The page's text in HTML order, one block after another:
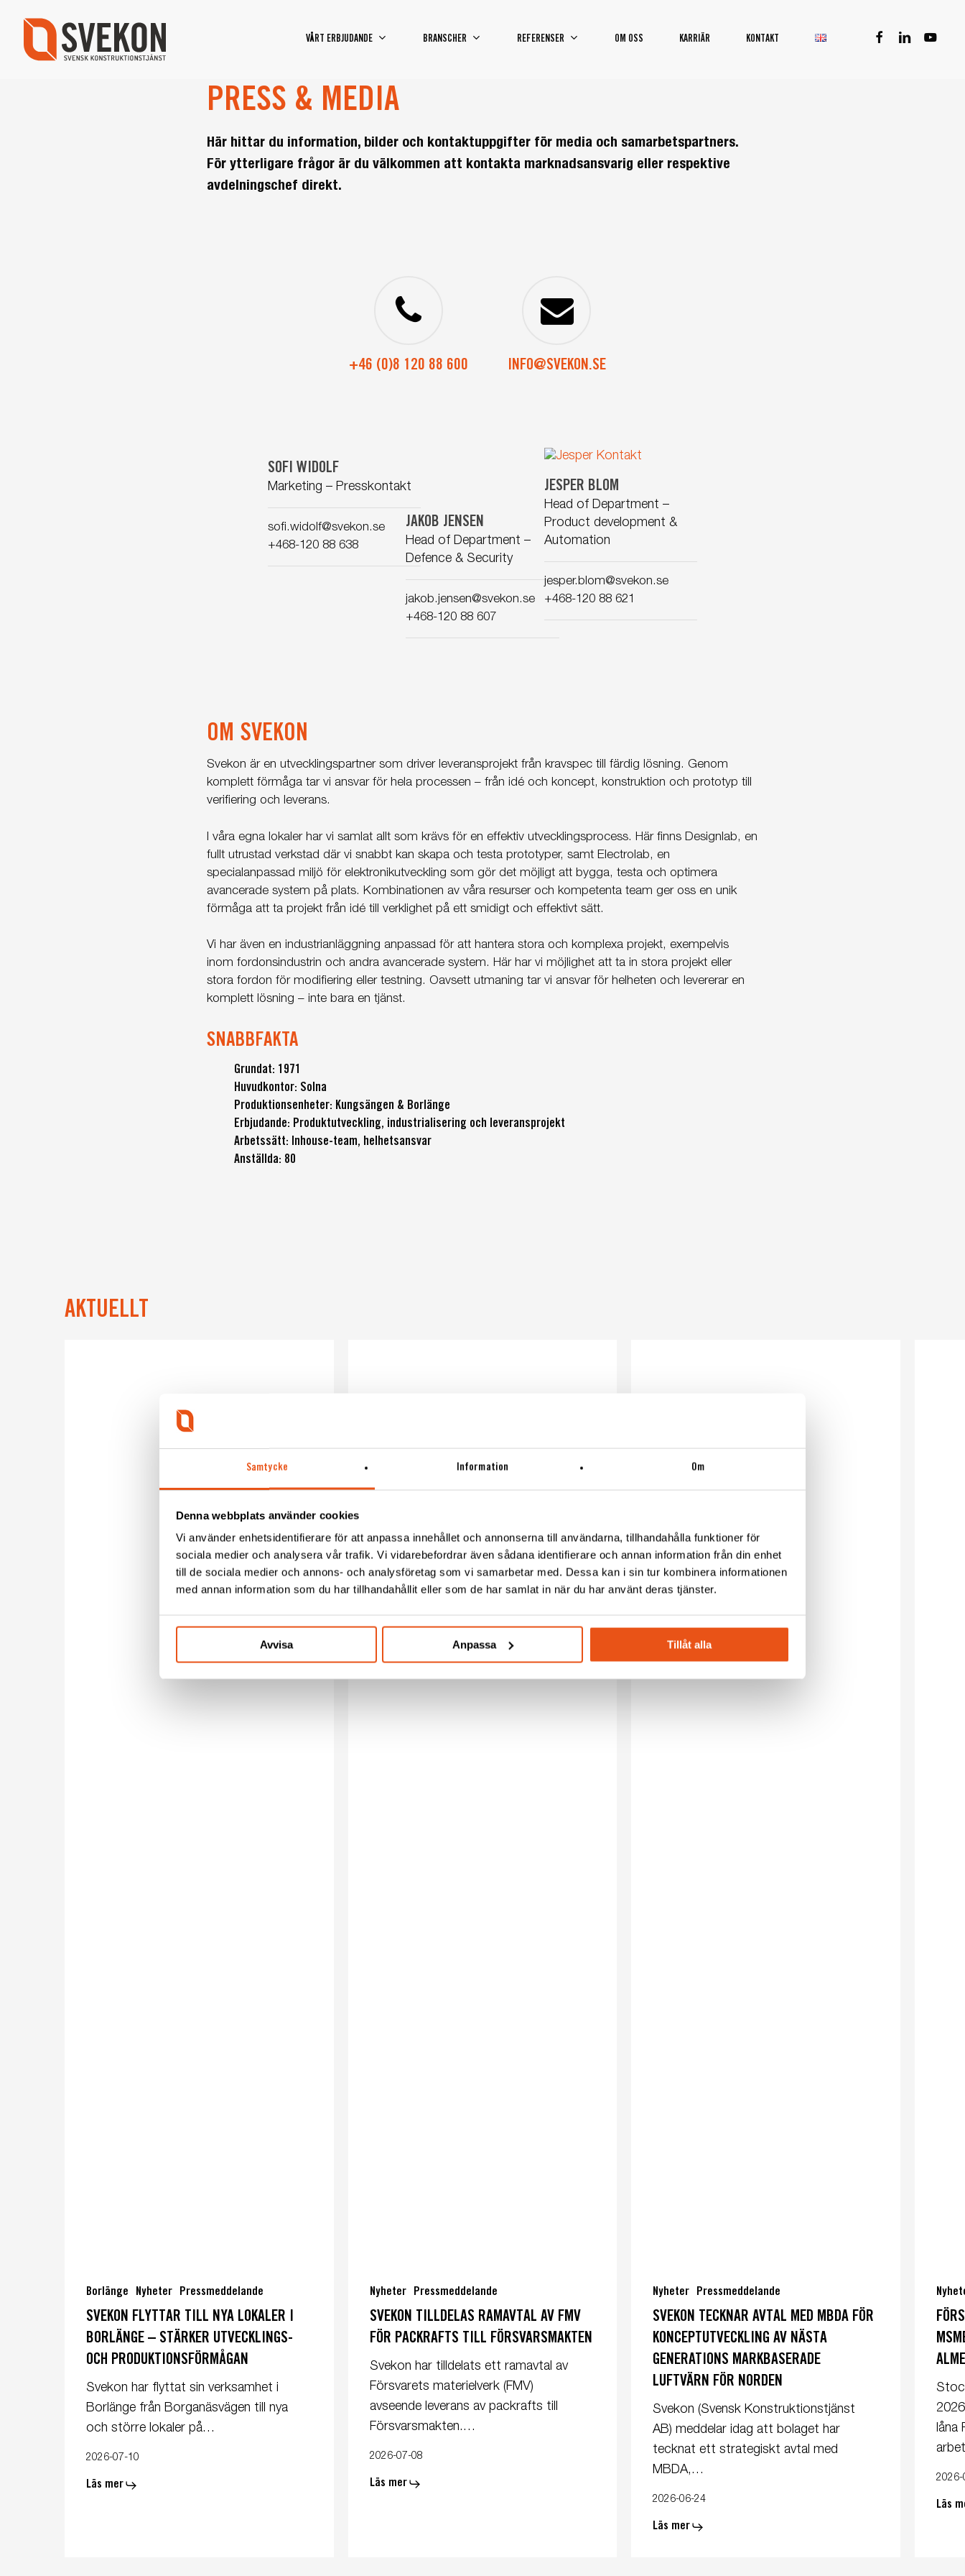
Samtycke Information Om
Denna webbplats använder cookies
Vi använder enhetsidentifierare för att anpassa innehållet och annonserna till användarna, tillhandahålla funktioner för
sociala medier och analysera vår trafik. Vi vidarebefordrar även sådana identifierare och annan information från din enhet
till de sociala medier och annons- och analysföretag som vi samarbetar med. Dessa kan i sin tur kombinera informationen
med annan information som du har tillhandahållit eller som de har samlat in när du har använt deras tjänster.
Avvisa Anpassa Tillåt alla
main
content
VÅRT ERBJUDANDE BRANSCHER REFERENSER OM OSS KARRIÄR KONTAKT facebooklinkedin youtube
PRESS & MEDIA
Här hittar du information, bilder och kontaktuppgifter för media och samarbetspartners.
För ytterligare frågor är du välkommen att kontakta marknadsansvarig eller respektive
avdelningschef direkt.
+46 (0)8 120 88 600 INFO@SVEKON.SE
SOFI WIDOLF
Marketing – Presskontakt
sofi.widolf@svekon.se
+468-120 88 638
JAKOB JENSEN
Head of Department –
Defence & Security
jakob.jensen@svekon.se
+468-120 88 607
JESPER BLOM
Head of Department –
Product development &
Automation
jesper.blom@svekon.se
+468-120 88 621
OM SVEKON
Svekon är en utvecklingspartner som driver leveransprojekt från kravspec till färdig lösning. Genom
komplett förmåga tar vi ansvar för hela processen – från idé och koncept, konstruktion och prototyp till
verifiering och leverans.
I våra egna lokaler har vi samlat allt som krävs för en effektiv utvecklingsprocess. Här finns Designlab, en
fullt utrustad verkstad där vi snabbt kan skapa och testa prototyper, samt Electrolab, en
specialanpassad miljö för elektronikutveckling som gör det möjligt att bygga, testa och optimera
avancerade system på plats. Kombinationen av våra resurser och kompetenta team ger oss en unik
förmåga att ta projekt från idé till verklighet på ett smidigt och effektivt sätt.
Vi har även en industrianläggning anpassad för att hantera stora och komplexa projekt, exempelvis
inom fordonsindustrin och andra avancerade system. Här har vi möjlighet att ta in stora projekt eller
stora fordon för modifiering eller testning. Oavsett utmaning tar vi ansvar för helheten och levererar en
komplett lösning – inte bara en tjänst.
SNABBFAKTA
Grundat: 1971
Huvudkontor: Solna
Produktionsenheter: Kungsängen & Borlänge
Erbjudande: Produktutveckling, industrialisering och leveransprojekt
Arbetssätt: Inhouse-team, helhetsansvar
Anställda: 80
AKTUELLT
flyttar
lokaler
stärker
utvecklings-
Borlänge Nyheter Pressmeddelande
SVEKON FLYTTAR TILL NYA LOKALER I
BORLÄNGE – STÄRKER UTVECKLINGS-
OCH PRODUKTIONSFÖRMÅGAN
Svekon har flyttat sin verksamhet i
Borlänge från Borganäsvägen till nya
och större lokaler på…
2026-07-10
Läs mer
tilldelas
FMV
packrafts
Försvarsmakten
Nyheter Pressmeddelande
SVEKON TILLDELAS RAMAVTAL AV FMV
FÖR PACKRAFTS TILL FÖRSVARSMAKTEN
Svekon har tilldelats ett ramavtal av
Försvarets materielverk (FMV)
avseende leverans av packrafts till
Försvarsmakten.…
2026-07-08
Läs mer
tecknar
med
MBDA
konceptutveckling
nästa
generations
markbaserade
luftvärn
Norden
Nyheter Pressmeddelande
SVEKON TECKNAR AVTAL MED MBDA FÖR
KONCEPTUTVECKLING AV NÄSTA
GENERATIONS MARKBASERADE
LUFTVÄRN FÖR NORDEN
Svekon (Svensk Konstruktionstjänst
AB) meddelar idag att bolaget har
tecknat ett strategiskt avtal med
MBDA,…
2026-06-24
Läs mer
MSMB
visas
under
låna
2026-
Läs